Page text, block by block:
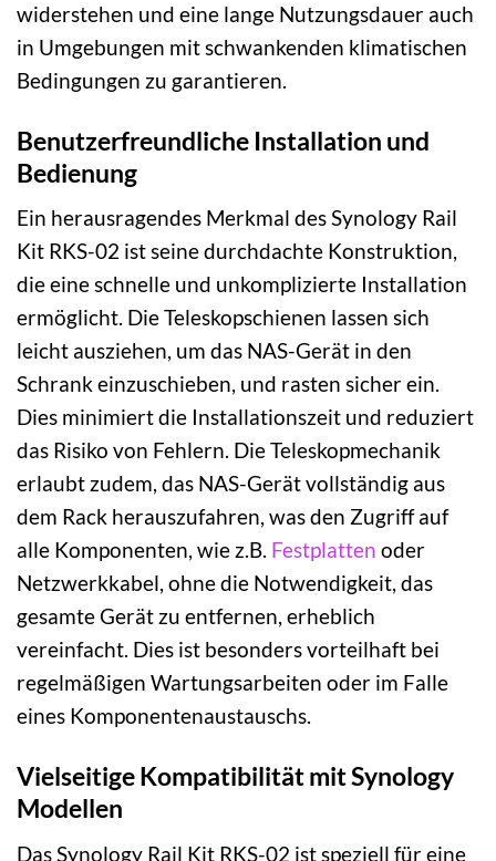
widerstehen und eine lange Nutzungsdauer auch
in Umgebungen mit schwankenden klimatischen
Bedingungen zu garantieren.
Benutzerfreundliche Installation und
Bedienung
Ein herausragendes Merkmal des Synology Rail
Kit RKS-02 ist seine durchdachte Konstruktion,
die eine schnelle und unkomplizierte Installation
ermöglicht. Die Teleskopschienen lassen sich
leicht ausziehen, um das NAS-Gerät in den
Schrank einzuschieben, und rasten sicher ein.
Dies minimiert die Installationszeit und reduziert
das Risiko von Fehlern. Die Teleskopmechanik
erlaubt zudem, das NAS-Gerät vollständig aus
dem Rack herauszufahren, was den Zugriff auf
alle Komponenten, wie z.B. Festplatten oder
Netzwerkkabel, ohne die Notwendigkeit, das
gesamte Gerät zu entfernen, erheblich
vereinfacht. Dies ist besonders vorteilhaft bei
regelmäßigen Wartungsarbeiten oder im Falle
eines Komponentenaustauschs.
Vielseitige Kompatibilität mit Synology
Modellen
Das Synology Rail Kit RKS-02 ist speziell für eine